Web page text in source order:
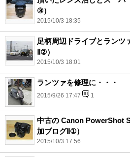
③）
2015/10/3 18:35
足柄周辺ドライブとラン
Ⅱ②）
2015/10/3 18:01
ランツァを修理に・・・
2015/9/26 17:47 1
中古の Canon PowerShot
加ブログⅡ①）
2015/10/3 17:56